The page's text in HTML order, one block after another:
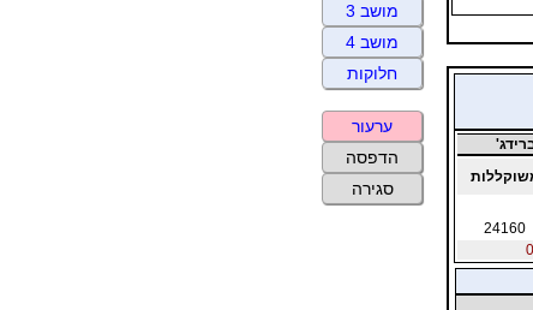
24160
מושב 3
מושב 4
חלוקות
ערעור
הדפסה
סגירה